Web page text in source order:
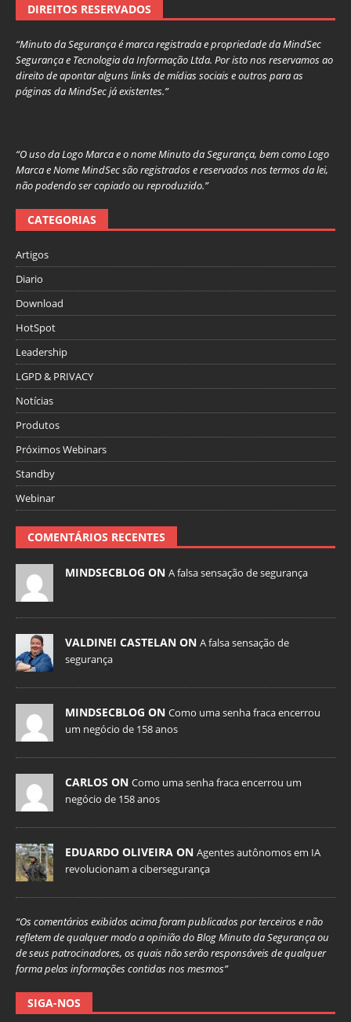
DIREITOS RESERVADOS
“Minuto da Segurança é marca registrada e propriedade da MindSec
Segurança e Tecnologia da Informação Ltda. Por isto nos reservamos ao
direito de apontar alguns links de mídias sociais e outros para as
páginas da MindSec já existentes.”
“O uso da Logo Marca e o nome Minuto da Segurança, bem como Logo
Marca e Nome MindSec são registrados e reservados nos termos da lei,
não podendo ser copiado ou reproduzido.”
CATEGORIAS
Artigos
Diario
Download
HotSpot
Leadership
LGPD & PRIVACY
Notícias
Produtos
Próximos Webinars
Standby
Webinar
COMENTÁRIOS RECENTES
MINDSECBLOG ON A falsa sensação de segurança
VALDINEI CASTELAN ON A falsa sensação de
segurança
MINDSECBLOG ON Como uma senha fraca encerrou
um negócio de 158 anos
CARLOS ON Como uma senha fraca encerrou um
negócio de 158 anos
EDUARDO OLIVEIRA ON Agentes autônomos em IA
revolucionam a cibersegurança
“Os comentários exibidos acima foram publicados por terceiros e não
refletem de qualquer modo a opinião do Blog Minuto da Segurança ou
de seus patrocinadores, os quais não serão responsáveis de qualquer
forma pelas informações contidas nos mesmos”
SIGA-NOS